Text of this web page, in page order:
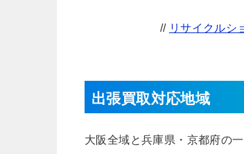
// リサイクルシ
出張買取対応地域
大阪全域と兵庫県・京都府の